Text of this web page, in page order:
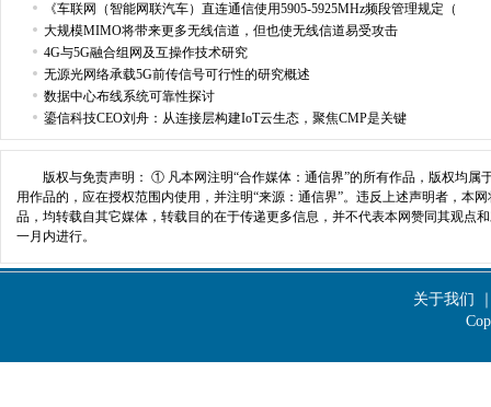
《车联网（智能网联汽车）直连通信使用5905-5925MHz频段管理规定（
大规模MIMO将带来更多无线信道，但也使无线信道易受攻击
4G与5G融合组网及互操作技术研究
无源光网络承载5G前传信号可行性的研究概述
数据中心布线系统可靠性探讨
鎏信科技CEO刘舟：从连接层构建IoT云生态，聚焦CMP是关键
版权与免责声明： ① 凡本网注明“合作媒体：通信界”的所有作品，版权均属
用作品的，应在授权范围内使用，并注明“来源：通信界”。违反上述声明者，
品，均转载自其它媒体，转载目的在于传递更多信息，并不代表本网赞同其观
一月内进行。